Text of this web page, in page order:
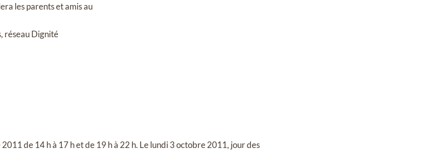
les parents et amis au
réseau Dignité
de 14 h à 17 h et de 19 h à 22 h. Le lundi 3 octobre 2011, jour des